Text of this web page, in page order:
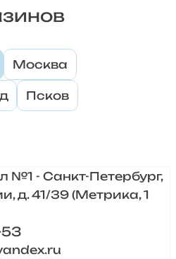
Москва
Псков
№1 - Санкт-Петербург,
д. 41/39 (Метрика, 1